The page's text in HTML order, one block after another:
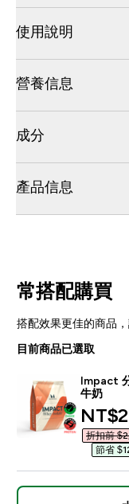
使用說明
營養信息
成分
產品信息
常搭配購買
搭配效果更佳的商品
目前商品已選取
Impact
牛奶
折扣前
節省